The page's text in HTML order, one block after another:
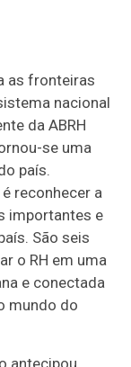
as fronteiras
nacional
da ABRH
se uma
país.
reconhecer a
importantes e
São seis
o RH em uma
e conectada
mundo do